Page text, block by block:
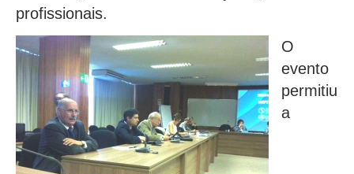
profissionais.
O
evento
permitiu
a